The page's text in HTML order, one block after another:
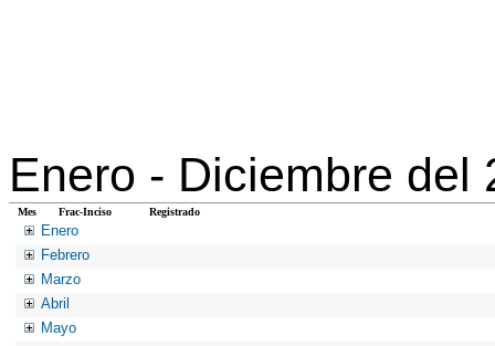
Enero - Diciembre del
Mes Frac-Inciso Registrado
Enero
Febrero
Marzo
Abril
Mayo